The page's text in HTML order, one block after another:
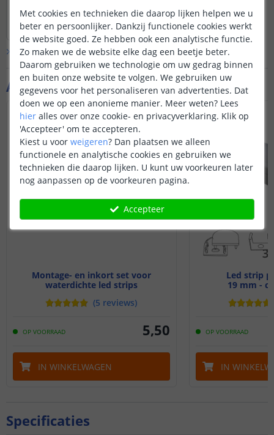
Aanvullende producten
Montage- en inkort set voor
waterdichte led strips
(5 reviews)
OP VOORRAAD 5,50
IN WINKELWAGEN
Led strip
19 mm -
OP VOORRAAD
IN
Bootcamp in de software, die zou je
kunnen gebruiken, cq installeren en
dan Windows op die partitie installeren.
Bekijkheleantwoord
Door Robert op woensdag 7 februari 2018
Bekijk alle Vraag & antwoord
Specificaties
Met cookies en technieken die daarop lijken helpen we u
beter en persoonlijker. Dankzij functionele cookies werkt
de website goed. Ze hebben ook een analytische functie.
Zo maken we de website elke dag een beetje beter.
Daarom gebruiken we technologie om uw gedrag binnen
en buiten onze website te volgen. We gebruiken uw
gegevens voor het personaliseren van advertenties. Dat
doen we op een anonieme manier. Meer weten? Lees
hier alles over onze cookie- en privacyverklaring. Klik op
'Accepteer' om te accepteren.
Kiest u voor weigeren? Dan plaatsen we alleen
functionele en analytische cookies en gebruiken we
technieken die daarop lijken. U kunt uw voorkeuren later
nog aanpassen op de voorkeuren pagina.
Accepteer